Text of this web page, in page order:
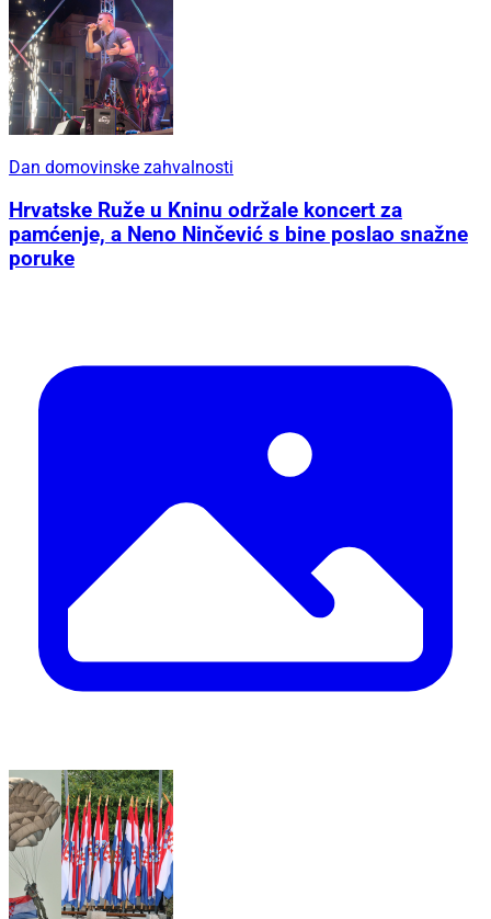
Dan domovinske zahvalnosti
Hrvatske Ruže u Kninu održale koncert za
pamćenje, a Neno Ninčević s bine poslao snažne
poruke